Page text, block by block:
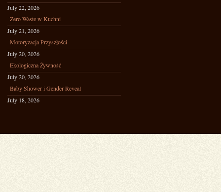
July 22, 2026
Zero Waste w Kuchni
July 21, 2026
Motoryzacja Przyszłości
July 20, 2026
Ekologiczna Żywność
July 20, 2026
Baby Shower i Gender Reveal
July 18, 2026